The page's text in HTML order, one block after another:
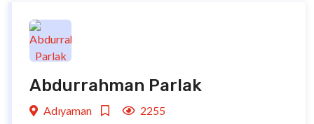
Abdurrahman Parlak
Adıyaman 2255